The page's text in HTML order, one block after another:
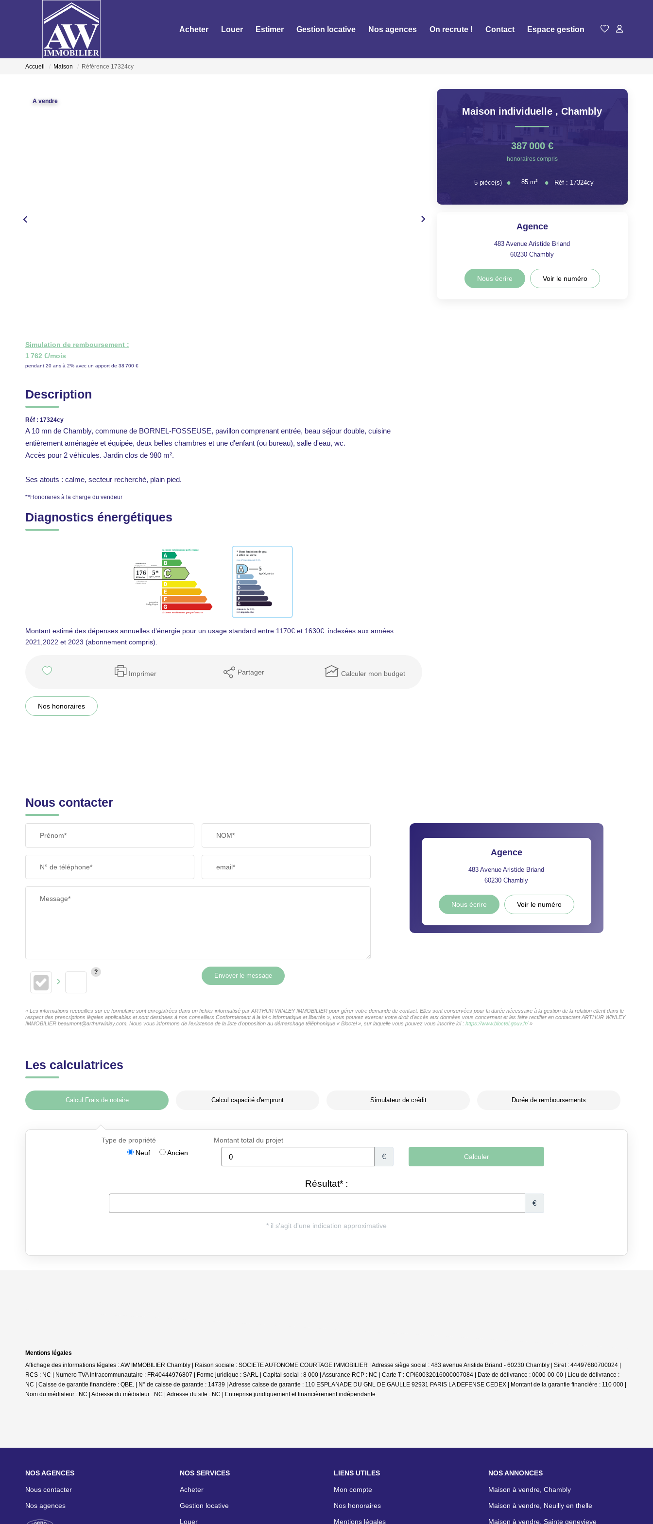
Acheter Louer Estimer Gestion locative Nos agences On recrute ! Contact Espace gestion
Accueil Maison Référence 17324cy
A vendre
Simulation de remboursement :
1 762 €/mois
pendant 20 ans à 2% avec un apport de 38 700 €
Description
Réf : 17324cy
A 10 mn de Chambly, commune de BORNEL-FOSSEUSE, pavillon comprenant entrée, beau séjour double, cuisine
entièrement aménagée et équipée, deux belles chambres et une d'enfant (ou bureau), salle d'eau, wc.
Accès pour 2 véhicules. Jardin clos de 980 m².
Ses atouts : calme, secteur recherché, plain pied.
**Honoraires à la charge du vendeur
Diagnostics énergétiques
Montant estimé des dépenses annuelles d'énergie pour un usage standard entre 1170€ et 1630€. indexées aux années
2021,2022 et 2023 (abonnement compris).
Imprimer Partager Calculer mon budget
Nos honoraires
Maison individuelle ,Chambly
387 000 €
honoraires compris
5pièce(s) 85m² Réf : 17324cy
Agence
483 Avenue Aristide Briand
60230Chambly
Nous écrire Voir le numéro
Nous contacter
Prénom* NOM*
N° de téléphone* email*
Message*
Envoyer le message
Agence
483 Avenue Aristide Briand
60230Chambly
Nous écrire Voir le numéro
« Les informations recueillies sur ce formulaire sont enregistrées dans un fichier informatisé par ARTHUR WINLEY IMMOBILIER pour gérer votre demande de contact. Elles sont conservées pour la durée nécessaire à la gestion de la relation client dans le
respect des prescriptions légales applicables et sont destinées à nos conseillers Conformément à la loi « informatique et libertés », vous pouvez exercer votre droit d'accès aux données vous concernant et les faire rectifier en contactant ARTHUR WINLEY
IMMOBILIER beaumont@arthurwinley.com. Nous vous informons de l'existence de la liste d'opposition au démarchage téléphonique « Bloctel », sur laquelle vous pouvez vous inscrire ici : https://www.bloctel.gouv.fr/»
Les calculatrices
Calcul Frais de notaire Calcul capacité d'emprunt Simulateur de crédit Durée de remboursements
Mentions légales
Affichage des informations légales : AW IMMOBILIER Chambly | Raison sociale : SOCIETE AUTONOME COURTAGE IMMOBILIER | Adresse siège social : 483 avenue Aristide Briand - 60230 Chambly | Siret : 44497680700024 |
RCS : NC | Numero TVA Intracommunautaire : FR40444976807 | Forme juridique : SARL | Capital social : 8 000 | Assurance RCP : NC | Carte T : CPI60032016000007084 | Date de délivrance : 0000-00-00 | Lieu de délivrance :
NC | Caisse de garantie financière : QBE. | N° de caisse de garantie : 14739 | Adresse caisse de garantie : 110 ESPLANADE DU GNL DE GAULLE 92931 PARIS LA DEFENSE CEDEX | Montant de la garantie financière : 110 000 |
Nom du médiateur : NC | Adresse du médiateur : NC | Adresse du site : NC |
Entreprise juridiquement et financièrement indépendante
NOS AGENCES
Nous contacter
Nos agences
NOS SERVICES
Acheter
Gestion locative
Louer
LIENS UTILES
Mon compte
Nos honoraires
Mentions légales
NOS ANNONCES
Maison à vendre, Chambly
Maison à vendre, Neuilly en thelle
Maison à vendre, Sainte genevieve